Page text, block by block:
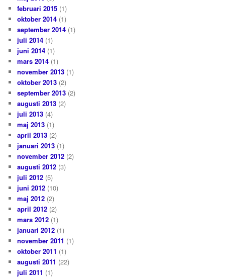
februari 2015 (1)
oktober 2014 (1)
september 2014 (1)
juli 2014 (1)
juni 2014 (1)
mars 2014 (1)
november 2013 (1)
oktober 2013 (2)
september 2013 (2)
augusti 2013 (2)
juli 2013 (4)
maj 2013 (1)
april 2013 (2)
januari 2013 (1)
november 2012 (2)
augusti 2012 (3)
juli 2012 (5)
juni 2012 (10)
maj 2012 (2)
april 2012 (2)
mars 2012 (1)
januari 2012 (1)
november 2011 (1)
oktober 2011 (1)
augusti 2011 (22)
juli 2011 (1)